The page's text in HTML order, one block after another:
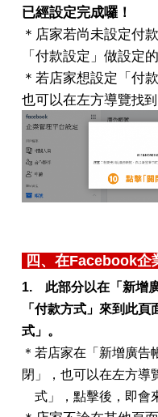
已經設定完成囉！
＊店家若尚未設定付
「付款設定」做設定的
＊若店家想設定「付
也可以在左方導覽找
四、 在Facebook企
1. 此部分以在「新增
「付款方式」來到此
式」。
＊若店家在 「新增廣
閉」，也可以在左方導
式」，點擊後，即會